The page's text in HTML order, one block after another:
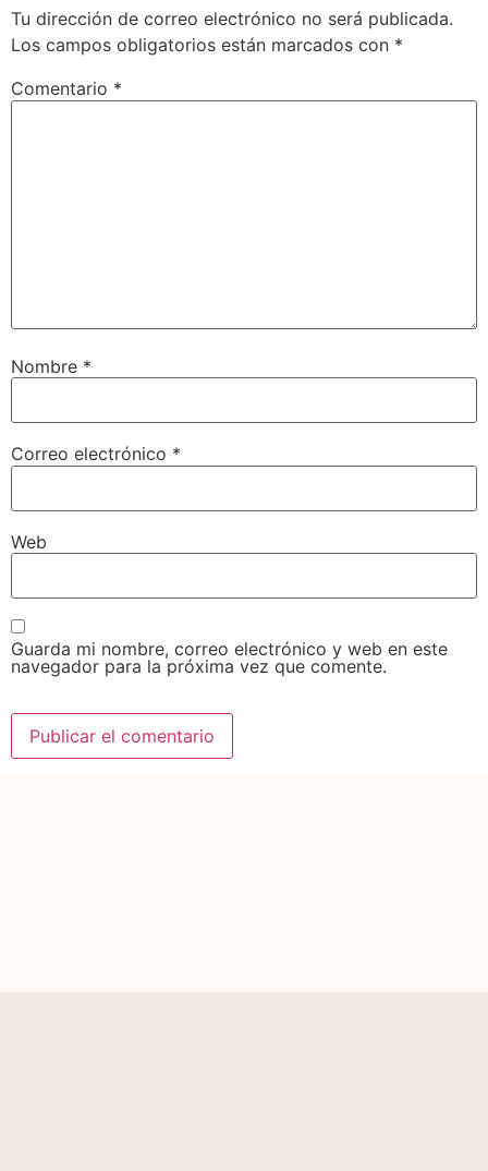
Tu dirección de correo electrónico no será publicada.
Los campos obligatorios están marcados con *
Comentario *
Nombre *
Correo electrónico *
Web
Guarda mi nombre, correo electrónico y web en este
navegador para la próxima vez que comente.